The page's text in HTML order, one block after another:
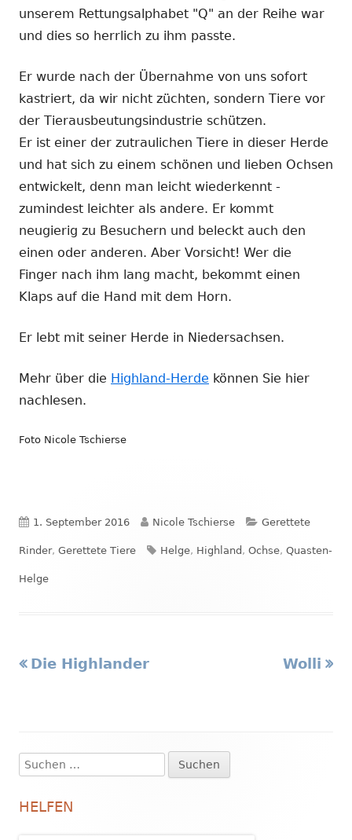
unserem Rettungsalphabet "Q" an der Reihe war
und dies so herrlich zu ihm passte.
Er wurde nach der Übernahme von uns sofort
kastriert, da wir nicht züchten, sondern Tiere vor
der Tierausbeutungsindustrie schützen.
Er ist einer der zutraulichen Tiere in dieser Herde
und hat sich zu einem schönen und lieben Ochsen
entwickelt, denn man leicht wiederkennt -
zumindest leichter als andere. Er kommt
neugierig zu Besuchern und beleckt auch den
einen oder anderen. Aber Vorsicht! Wer die
Finger nach ihm lang macht, bekommt einen
Klaps auf die Hand mit dem Horn.
Er lebt mit seiner Herde in Niedersachsen.
Mehr über die Highland-Herde können Sie hier
nachlesen.
Foto Nicole Tschierse
Veröffentlicht
am
1. September 2016 Autor
Nicole Tschierse Kategorien
Gerettete
Rinder, Gerettete Tiere Schlagwörter
Helge, Highland , Ochse, Quasten-
Helge
Beitragsnavigation
Vorheriger
Die Highlander Wolli
Haupt-
Seitenleiste
Suchen
nach:
HELFEN